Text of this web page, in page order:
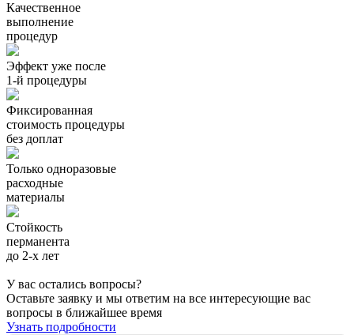
Качественное
выполнение
процедур
Эффект уже после
1-й процедуры
Фиксированная
стоимость процедуры
без доплат
Только одноразовые
расходные
материалы
Стойкость
перманента
до 2-х лет
У вас остались вопросы?
Оставьте заявку и мы ответим на все интересующие вас
вопросы в ближайшее время
Узнать подробности